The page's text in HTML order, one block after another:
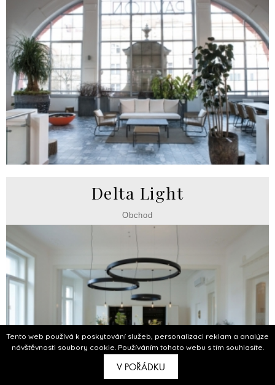
Tento web používá k poskytování služeb, personalizaci reklam a analýze
návštěvnosti soubory cookie. Používáním tohoto webu s tím souhlasíte.
V POŘÁDKU
Delta Light
Obchod